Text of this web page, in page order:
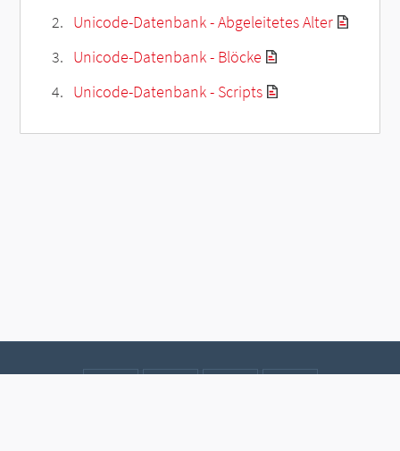
Unicode-Datenbank - Abgeleitetes Alter
Unicode-Datenbank - Blöcke
Unicode-Datenbank - Scripts